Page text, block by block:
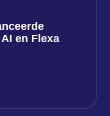
en Flexa